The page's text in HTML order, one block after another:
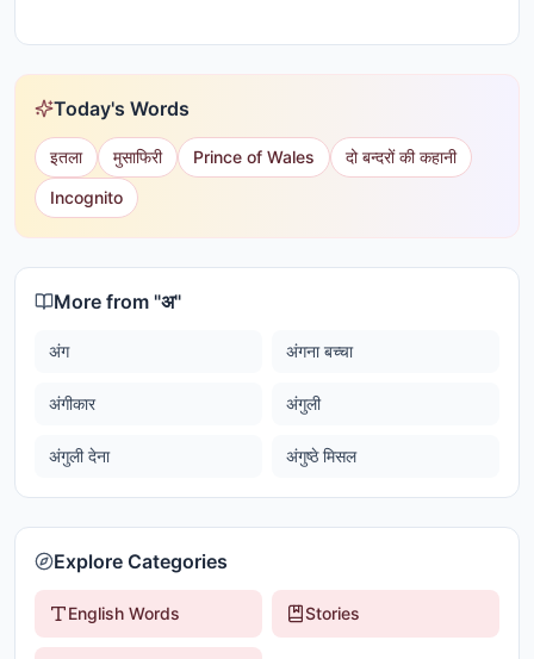
Today's Words
इतला मुसाफिरी Prince of Wales
दो बन्दरों की कहानी
Incognito
More from "अ"
अंग अंगना बच्चा
अंगीकार अंगुली
अंगुली देना अंगुष्ठे मिसल
Explore Categories
English Words Stories